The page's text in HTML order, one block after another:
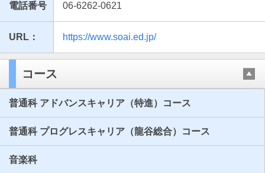
ブックマークした学校
電話番号 06-6262-0621
URL： https://www.soai.ed.jp/
コース
普通科 アドバンスキャリア（特進）コース
普通科 プログレスキャリア（龍谷総合）コース
音楽科